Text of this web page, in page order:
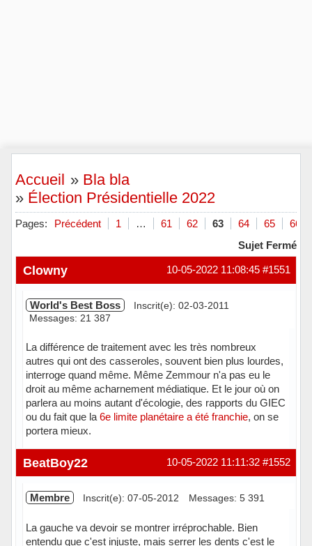
Accueil » Bla bla
» Élection Présidentielle 2022
Pages: Précédent 1 … 61 62 63 64 65
66
Sujet Fermé
#1551
10-05-2022 11:08:45
Clowny
World's Best Boss
Inscrit(e): 02-03-2011
Messages: 21 387
La différence de traitement avec les très nombreux
autres qui ont des casseroles, souvent bien plus lourdes,
interroge quand même. Même Zemmour n'a pas eu le
droit au même acharnement médiatique. Et le jour où on
parlera au moins autant d'écologie, des rapports du GIEC
ou du fait que la 6e limite planétaire a été franchie, on se
portera mieux.
Hors ligne #1552
10-05-2022 11:11:32
BeatBoy22
Membre Inscrit(e): 07-05-2012 Messages: 5 391
La gauche va devoir se montrer irréprochable. Bien
entendu que c'est injuste, mais serrer les dents c'est le